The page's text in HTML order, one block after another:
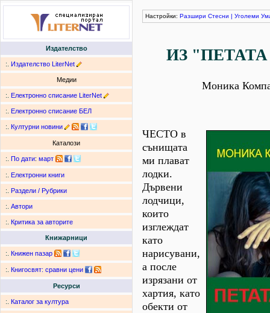
Издателство
:. Издателство LiterNet
Медии
:. Електронно списание LiterNet
:. Електронно списание БЕЛ
:. Културни новини
Каталози
:. По дати: март
:. Електронни книги
:. Раздели / Рубрики
:. Автори
:. Критика за авторите
Книжарници
:. Книжен пазар
:. Книгосвят: сравни цени
Ресурси
:. Каталог за култура
Настройки: Разшири Стесни | Уголеми
ИЗ
Моника
ЧЕСТО в
сънищата
ми плават
лодки.
Дървени
лодчици,
които
изглеждат
като
нарисувани,
а после
изрязани от
хартия, като
обекти от